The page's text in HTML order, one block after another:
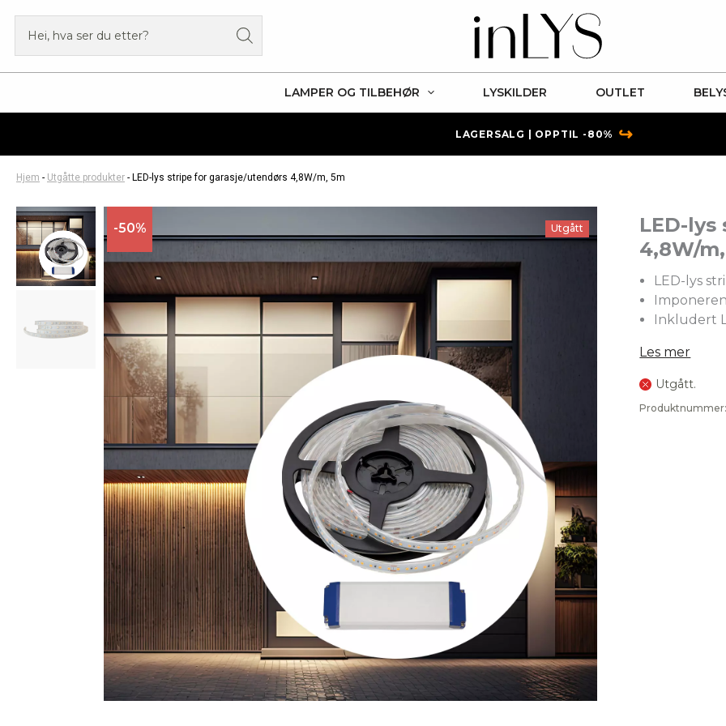
innholdet
search
LAMPER OG TILBEHØR LYSKILDER OUTLET
LAGERSALG | OPPTIL -80% ↪
Hjem - Utgåtte produkter - LED-lys stripe for garasje/utendørs 4,8W/m, 5m
-50% Utgått
LED-
4,8W/
LED-lys
Inkludert
Les mer
Utgått.